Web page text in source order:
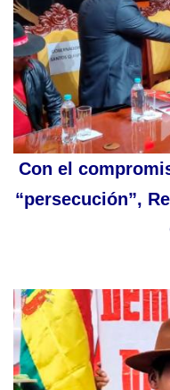
Con el
“persecución”,